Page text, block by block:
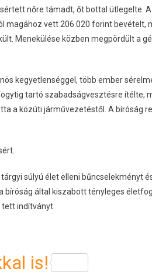
nőre támadt, őt bottal ütlegelte.
magához vett 206.020 forint bevételt,
Menekülése közben megpördült a
kegyetlenséggel, több ember
tartó szabadságvesztésre ítélte,
a közúti járművezetéstől. A bíróság
súlyú élet elleni bűncselekményt
bíróság által kiszabott tényleges
indítványt.
is!